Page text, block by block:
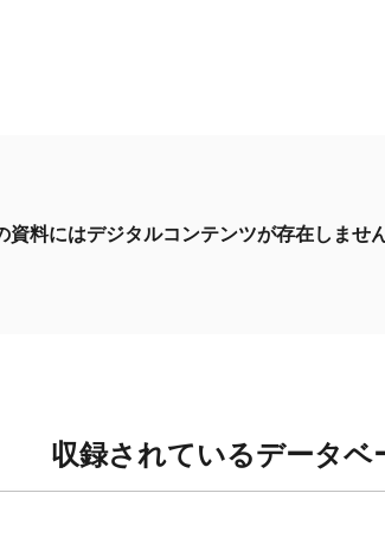
資料にはデジタルコンテンツが存在しません
収録されているデータベ